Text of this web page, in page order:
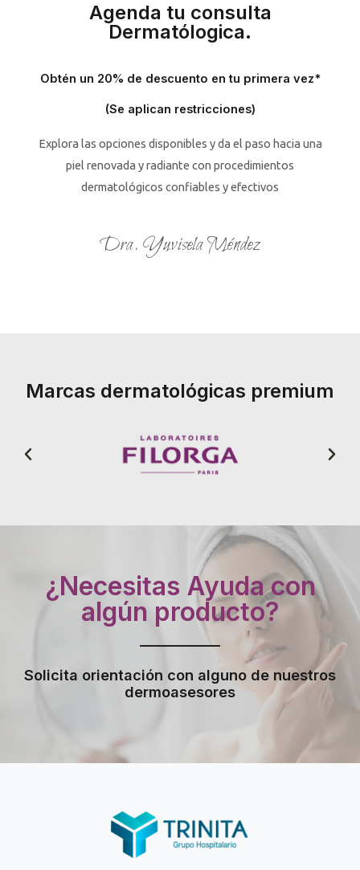
Agenda tu consulta
Dermatólogica.
Obtén un 20% de descuento en tu primera vez*
(Se aplican restricciones)
Explora las opciones disponibles y da el paso hacia una
piel renovada y radiante con procedimientos
dermatológicos confiables y efectivos
Dra. Yuvisela Méndez
Marcas dermatológicas premium
¿Necesitas Ayuda con
algún producto?
Solicita orientación con alguno de nuestros
dermoasesores